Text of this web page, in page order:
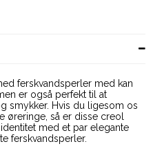
ferskvandsperler med kan
er også perfekt til at
smykker. Hvis du ligesom os
øreringe, så er disse creol
med et par elegante
ferskvandsperler.